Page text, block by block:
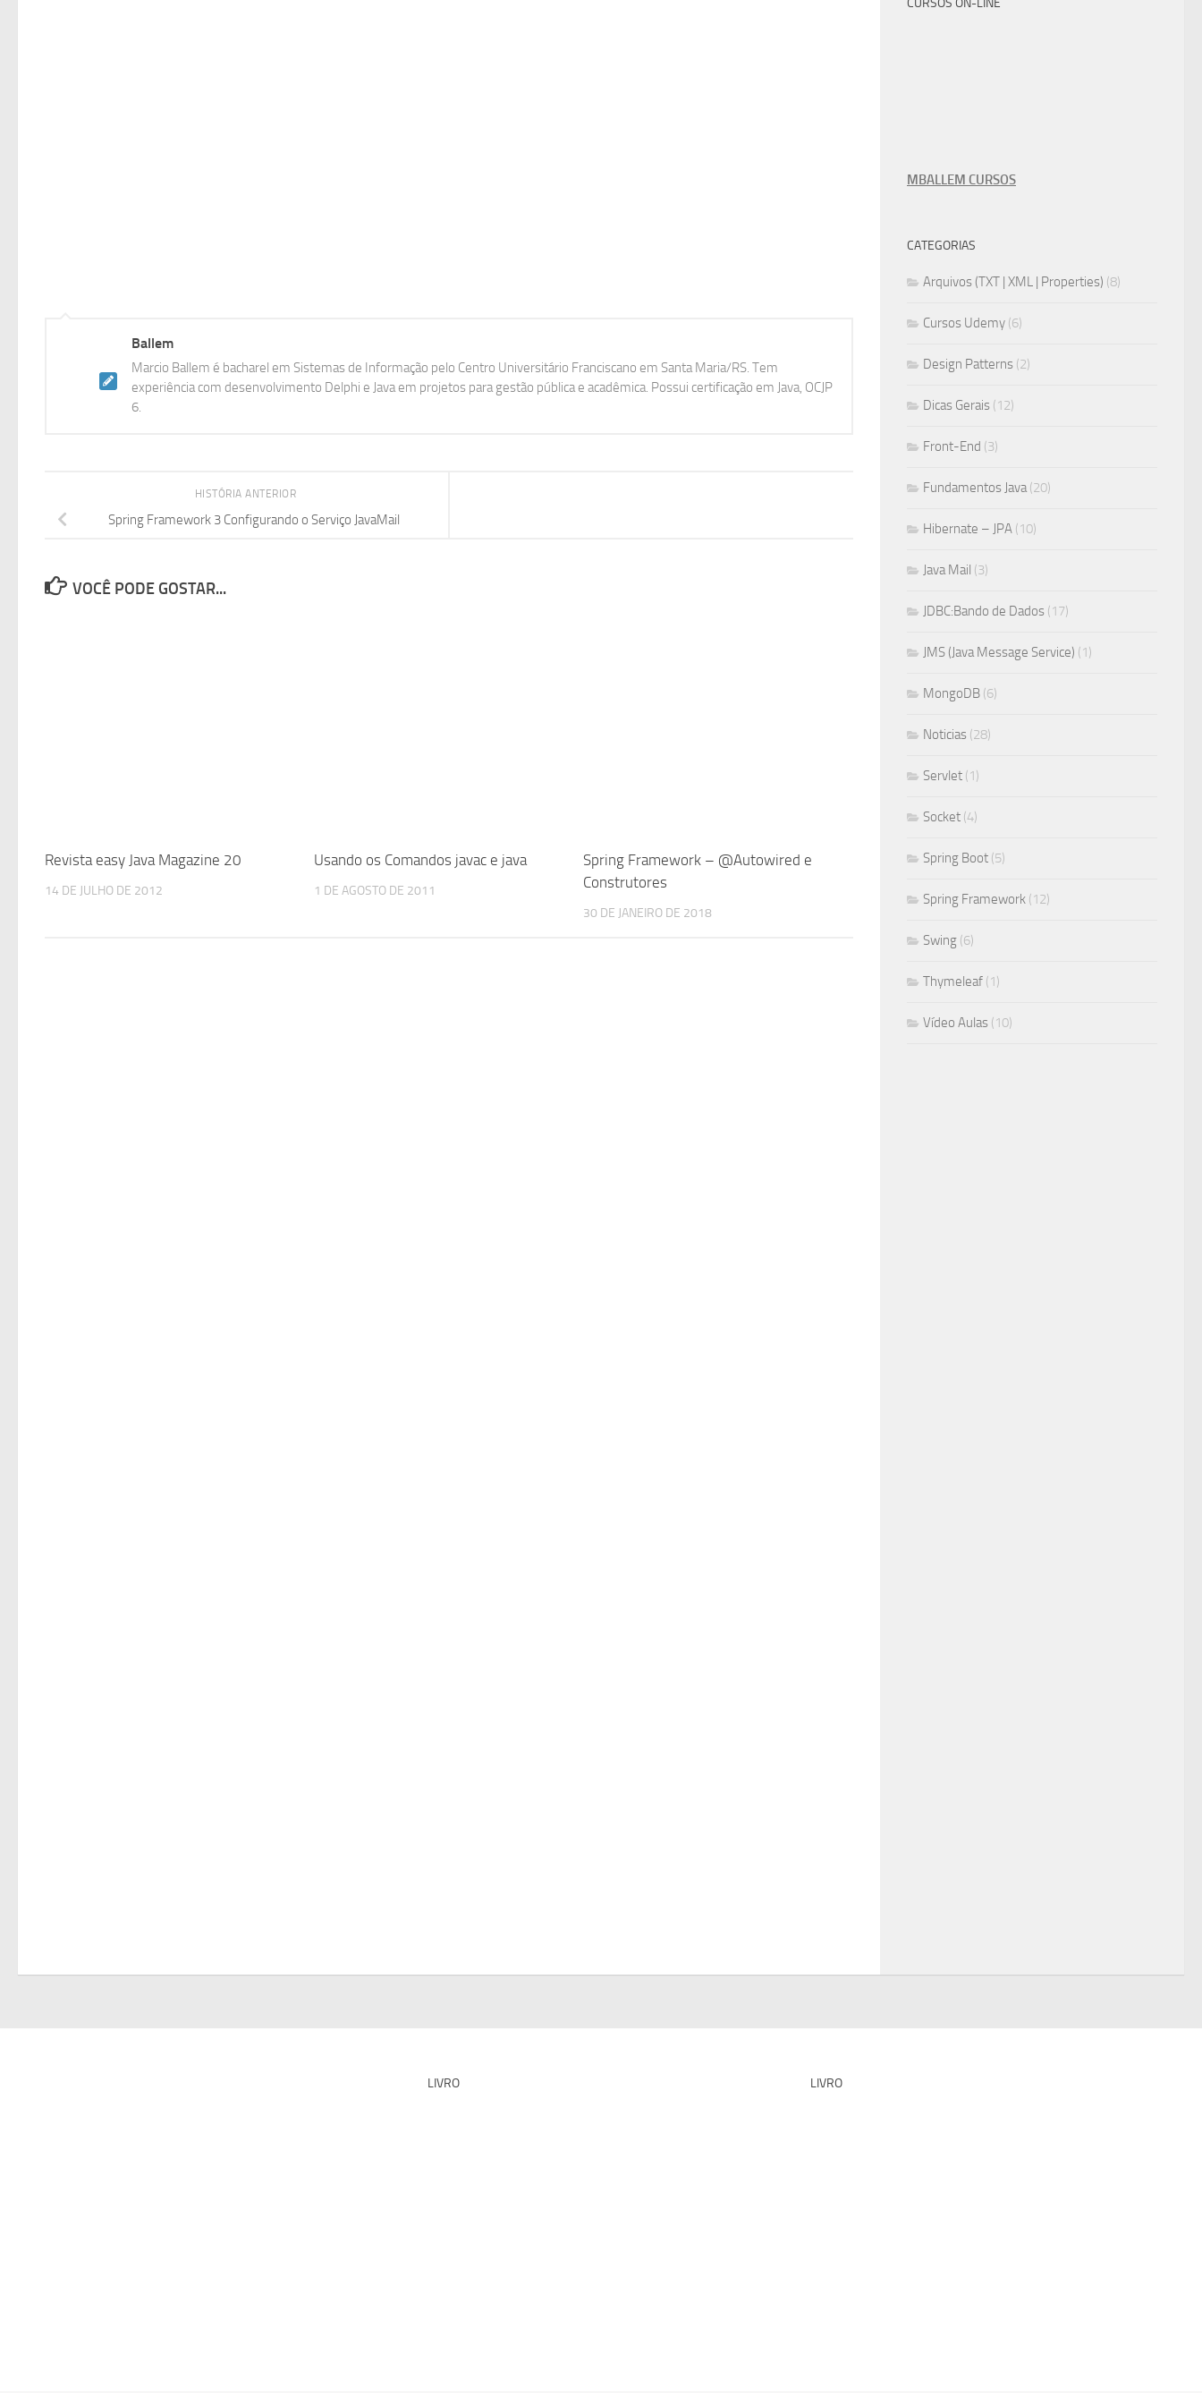
Ballem
Marcio Ballem é bacharel em Sistemas de Informação pelo Centro Universitário Franciscano em Santa Maria/RS. Tem
experiência com desenvolvimento Delphi e Java em projetos para gestão pública e acadêmica. Possui certificação em Java, OCJP
6.
HISTÓRIA ANTERIOR
Spring Framework 3 Configurando o Serviço JavaMail
VOCÊ PODE GOSTAR...
Revista easy Java Magazine 20
14 DE JULHO DE 2012
Usando os Comandos javac e java
1 DE AGOSTO DE 2011
Spring Framework – @Autowired e
Construtores
30 DE JANEIRO DE 2018
CURSOS ON-LINE
MBALLEM CURSOS
CATEGORIAS
Arquivos (TXT | XML | Properties) (8)
Cursos Udemy (6)
Design Patterns (2)
Dicas Gerais (12)
Front-End (3)
Fundamentos Java(20)
Hibernate – JPA (10)
Java Mail (3)
JDBC:Bando de Dados (17)
JMS (Java Message Service) (1)
MongoDB (6)
Noticias (28)
Servlet (1)
Socket (4)
Spring Boot (5)
Spring Framework (12)
Swing (6)
Thymeleaf (1)
Vídeo Aulas (10)
LIVRO LIVRO